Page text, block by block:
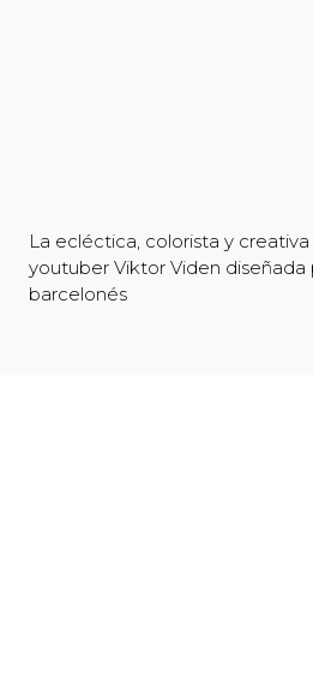
La ecléctica, colorista y
youtuber Viktor Viden diseñada
barcelonés